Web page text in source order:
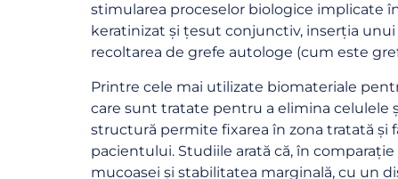
stimularea proceselor biologice implicate
keratinizat și țesut conjunctiv, inserția
recoltarea de grefe autologe (cum este
Printre cele mai utilizate biomateriale
care sunt tratate pentru a elimina celulele
structură permite fixarea în zona tratată și
pacientului. Studiile arată că, în
mucoasei și stabilitatea marginală, cu un